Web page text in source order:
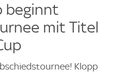
beginnt
mit Titel
Klopp